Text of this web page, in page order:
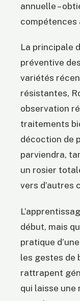
annuelle –
compétences
La principale
préventive
variétés
résistantes,
observation
traitements
décoction de
parviendra,
un rosier
vers d’autres
début, mais
pratique
les gestes de
rattrapent
qui laisse une